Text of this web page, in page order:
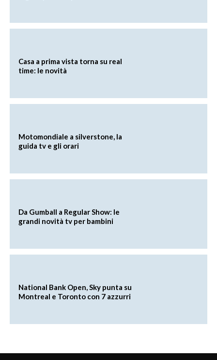
Casa a prima vista torna su real
time: le novità
Motomondiale a silverstone, la
guida tv e gli orari
Da Gumball a Regular Show: le
grandi novità tv per bambini
National Bank Open, Sky punta su
Montreal e Toronto con 7 azzurri